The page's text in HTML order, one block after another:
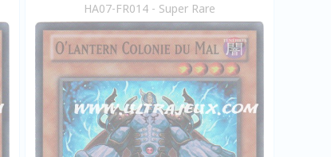
HA07-FR014 - Super Rare